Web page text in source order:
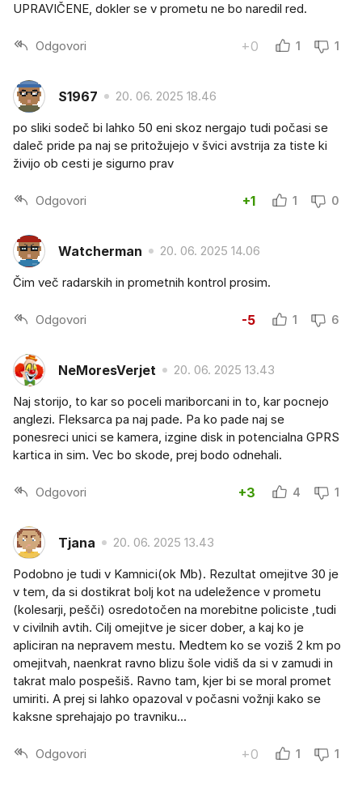
UPRAVIČENE, dokler se v prometu ne bo naredil red.
Odgovori +0 1 1
S1967 20. 06. 2025 18.46
po sliki sodeč bi lahko 50 eni skoz nergajo tudi počasi se
daleč pride pa naj se pritožujejo v švici avstrija za tiste ki
živijo ob cesti je sigurno prav
Odgovori +1 1 0
Watcherman 20. 06. 2025 14.06
Čim več radarskih in prometnih kontrol prosim.
Odgovori -5 1 6
NeMoresVerjet 20. 06. 2025 13.43
Naj storijo, to kar so poceli mariborcani in to, kar pocnejo
anglezi. Fleksarca pa naj pade. Pa ko pade naj se
ponesreci unici se kamera, izgine disk in potencialna GPRS
kartica in sim. Vec bo skode, prej bodo odnehali.
Odgovori +3 4 1
Tjana 20. 06. 2025 13.43
Podobno je tudi v Kamnici(ok Mb). Rezultat omejitve 30 je
v tem, da si dostikrat bolj kot na udeležence v prometu
(kolesarji, pešči) osredotočen na morebitne policiste ,tudi
v civilnih avtih. Cilj omejitve je sicer dober, a kaj ko je
apliciran na nepravem mestu. Medtem ko se voziš 2 km po
omejitvah, naenkrat ravno blizu šole vidiš da si v zamudi in
takrat malo pospešiš. Ravno tam, kjer bi se moral promet
umiriti. A prej si lahko opazoval v počasni vožnji kako se
kaksne sprehajajo po travniku...
Odgovori +0 1 1